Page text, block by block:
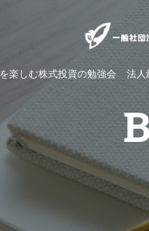
楽しむ株式投資の勉強会 法人